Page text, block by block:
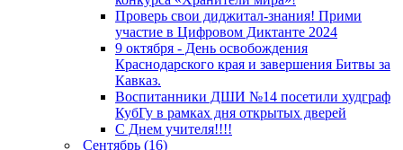
Проверь свои диджитал-знания! Прими
участие в Цифровом Диктанте 2024
9 октября - День освобождения
Краснодарского края и завершения Битвы за
Кавказ.
Воспитанники ДШИ №14 посетили худграф
КубГу в рамках дня открытых дверей
С Днем учителя!!!!
Сентябрь (16)